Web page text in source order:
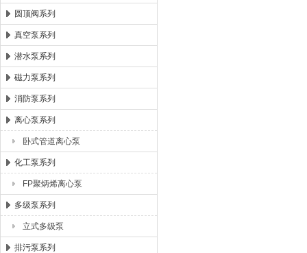
圆顶阀系列
真空泵系列
潜水泵系列
磁力泵系列
消防泵系列
离心泵系列
卧式管道离心泵
化工泵系列
FP聚炳烯离心泵
多级泵系列
立式多级泵
排污泵系列